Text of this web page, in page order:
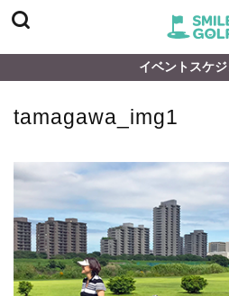
イベントスケ
tamagawa_img1